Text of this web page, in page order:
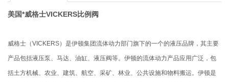
美国*威格士VICKERS比例阀
威格士（VICKERS）是伊顿集团流体动力部门旗下的一个的液压品牌，其主要
产品包括液压泵、马达、油缸、液压阀等。伊顿的流体动力产品应用广泛，包
括土方机械、农业、建筑、航空、采矿、林业、公共设施和物料搬运。伊顿是